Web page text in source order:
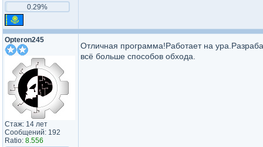
0.29%
Opteron245
Стаж: 14 лет
Сообщений: 192
Ratio: 8.556
Отличная программа!Работает на
всё больше способов обхода.